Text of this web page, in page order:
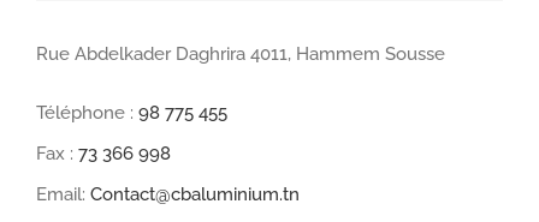
Rue Abdelkader Daghrira 4011, Hammem Sousse
Téléphone : 98 775 455
Fax : 73 366 998
Email: Contact@cbaluminium.tn